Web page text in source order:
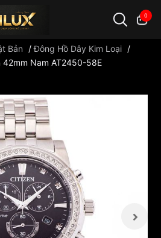
0
Bản /Đông Hồ Dây Kim Loại /
42mm Nam AT2450-58E